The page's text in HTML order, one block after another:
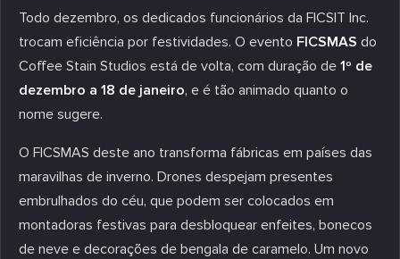
Todo dezembro, os dedicados funcionários da FICSIT Inc.
trocam eficiência por festividades. O evento FICSMAS do
Coffee Stain Studios está de volta, com duração de 1º de
dezembro a 18 de janeiro, e é tão animado quanto o
nome sugere.
O FICSMAS deste ano transforma fábricas em países das
maravilhas de inverno. Drones despejam presentes
embrulhados do céu, que podem ser colocados em
montadoras festivas para desbloquear enfeites, bonecos
de neve e decorações de bengala de caramelo. Um novo